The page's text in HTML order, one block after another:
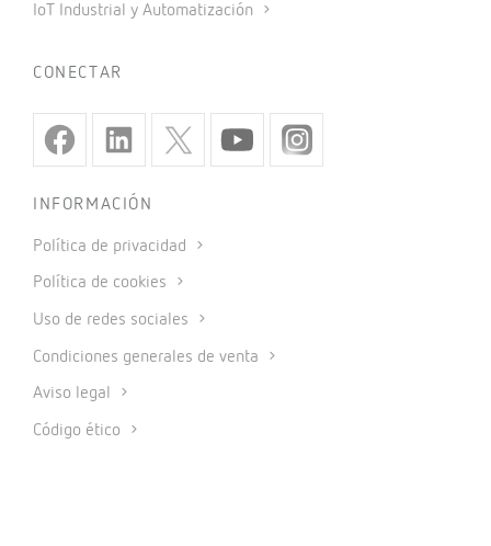
IoT Industrial y Automatización
CONECTAR
INFORMACIÓN
Política de privacidad
Política de cookies
Uso de redes sociales
Condiciones generales de venta
Aviso legal
Código ético